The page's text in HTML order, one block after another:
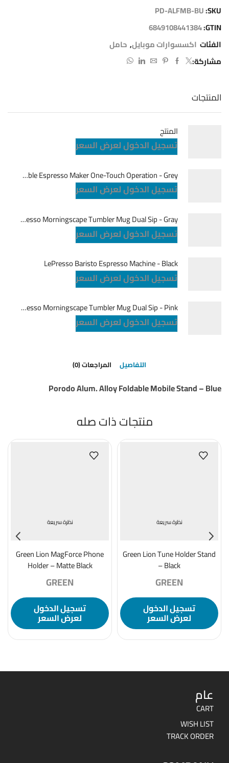
SKU:
PD-ALFMB-BU
GTIN:
6849108441384
الفئات اكسسوارات موبايل, حامل
مشاركة:
المنتجات
المنتج
تسجيل الدخول لعرض السعر
LePresso Brewjet Portable Espresso Maker One-Touch Operation - Grey
تسجيل الدخول لعرض السعر
LePresso Morningscape Tumbler Mug Dual Sip - Gray
تسجيل الدخول لعرض السعر
LePresso Baristo Espresso Machine - Black
تسجيل الدخول لعرض السعر
LePresso Morningscape Tumbler Mug Dual Sip - Pink
تسجيل الدخول لعرض السعر
التفاصيل المراجعات (0)
Porodo Alum. Alloy Foldable Mobile Stand – Blue
منتجات ذات صله
نظرة سريعة
Green Lion Tune Holder Stand
– Black
GREEN
تسجيل الدخول
لعرض السعر
نظرة سريعة
Green Lion MagForce Phone
Holder – Matte Black
GREEN
تسجيل الدخول
لعرض السعر
عام
CART
WISH LIST
TRACK ORDER